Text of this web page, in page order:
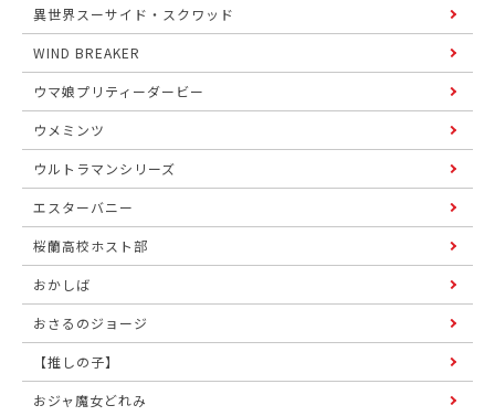
異世界スーサイド・スクワッド
WIND BREAKER
ウマ娘プリティーダービー
ウメミンツ
ウルトラマンシリーズ
エスターバニー
桜蘭高校ホスト部
おかしば
おさるのジョージ
【推しの子】
おジャ魔女どれみ